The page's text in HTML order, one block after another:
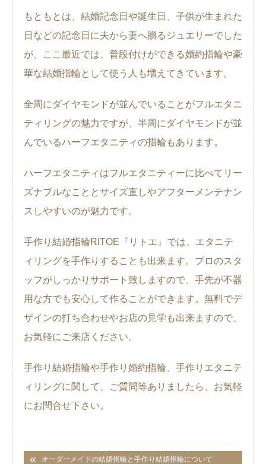
もともとは、結婚記念日や誕生日、子供が生まれた
日などの記念日に夫から妻へ贈るジュエリーでした
が、ここ最近では、普段付けができる婚約指輪や豪
華な結婚指輪として使う人も増えてきています。
全周にダイヤモンドが並んでいることがフルエタニ
ティリングの魅力ですが、半周にダイヤモンドが並
んでいるハーフエタニティの指輪もあります。
ハーフエタニティはフルエタニティーに比べてリー
ズナブルなこととサイズ直しやアフターメンテナン
スしやすいのが魅力です。
手作り結婚指輪RITOE『リトエ』では、エタニテ
ィリングを手作りすることも出来ます。プロのスタ
ッフがしっかりサポート致しますので、手先が不器
用な方でも安心して作ることができます。無料でデ
ザインの打ち合わせやお店の見学も出来ますので、
お気軽にご来店ください。
手作り結婚指輪や手作り婚約指輪、手作りエタニテ
ィリングに関して、ご質問等ありましたら、お気軽
にお問合せ下さい。
オーダーメイドの結婚指輪と手作り結婚指輪について